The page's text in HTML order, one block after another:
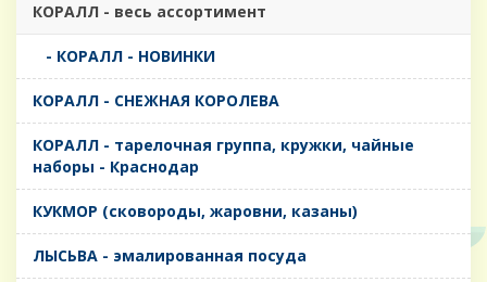
КОРАЛЛ - весь ассортимент
- КОРАЛЛ - НОВИНКИ
КОРАЛЛ - СНЕЖНАЯ КОРОЛЕВА
КОРАЛЛ - тарелочная группа, кружки, чайные
наборы - Краснодар
КУКМОР (сковороды, жаровни, казаны)
ЛЫСЬВА - эмалированная посуда